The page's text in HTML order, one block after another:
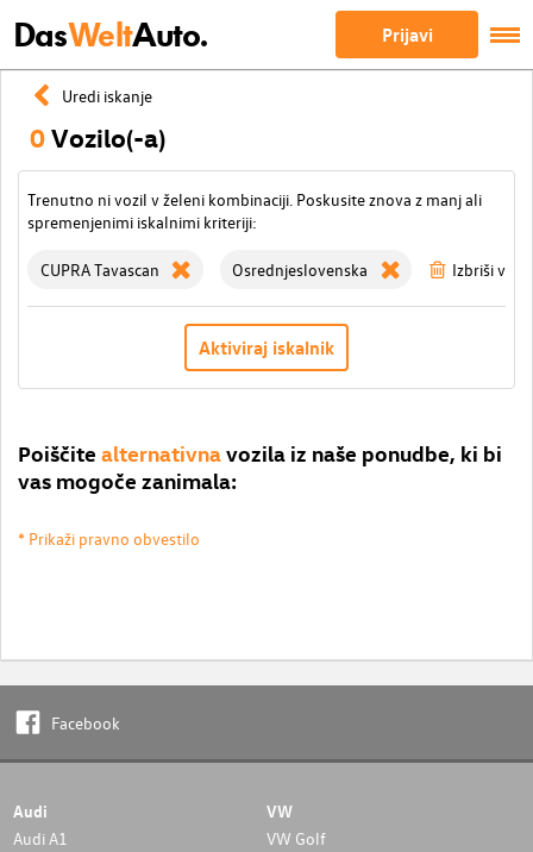
DasWeltAuto. Prijavi
Uredi iskanje
0Vozilo(-a)
Trenutno ni vozil v želeni kombinaciji. Poskusite znova z manj ali
spremenjenimi iskalnimi kriteriji:
CUPRA Tavascan Osrednjeslovenska Izbriši vse
Aktiviraj iskalnik
Poiščite alternativnavozila iz naše ponudbe, ki bi
vas mogoče zanimala:
* Prikaži pravno obvestilo
Facebook
Audi
Audi A1
VW
VW Golf